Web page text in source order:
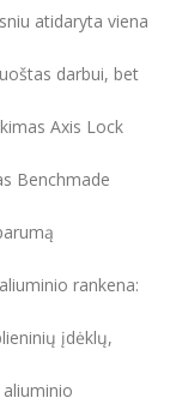
atidaryta viena
darbui, bet
Axis Lock
Benchmade
rankena:
įdėklų,